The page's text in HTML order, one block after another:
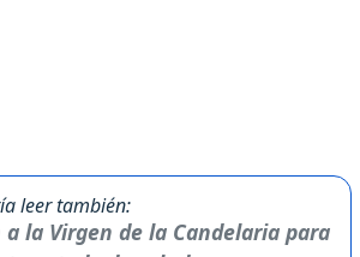
leer también:
a la Virgen de la Candelaria para